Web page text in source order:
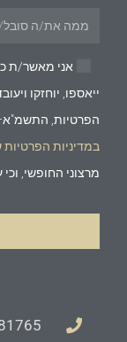
אני מאשר/ת
ייאספו, יוחזקו
הפרטיות, התשמ"א–1981 (כולל תיקון 13), ולמטרות
במדיניות
מרצוני החופשי,